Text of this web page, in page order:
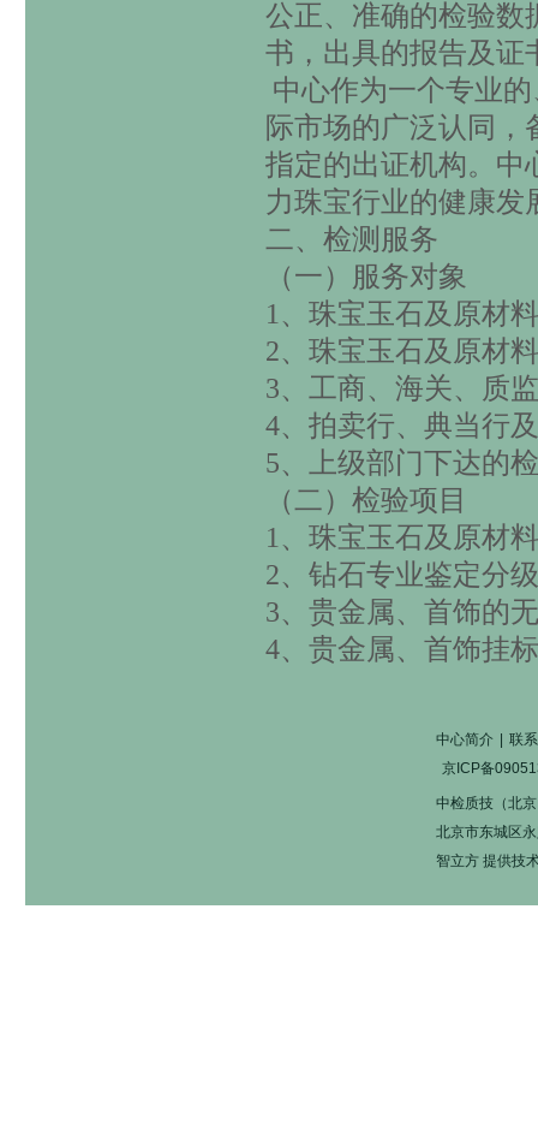
公正、准确的检验数
书，出具的报告及证
中心作为一个专业
际市场的广泛认同
指定的出证机构。中
力珠宝行业的健康发
二、检测服务
（一）服务对象
1 、珠宝玉石及原材
2、珠宝玉石及原材
3、工商、海关、质
4、拍卖行、典当行
5、上级部门下达的
（二）检验项目
1 、珠宝玉石及原材
2、钻石专业鉴定分
3、贵金属、首饰的
4、贵金属、首饰挂
中心简介
联
京ICP备
中检质技（北
北京市东城区
智立方提供技